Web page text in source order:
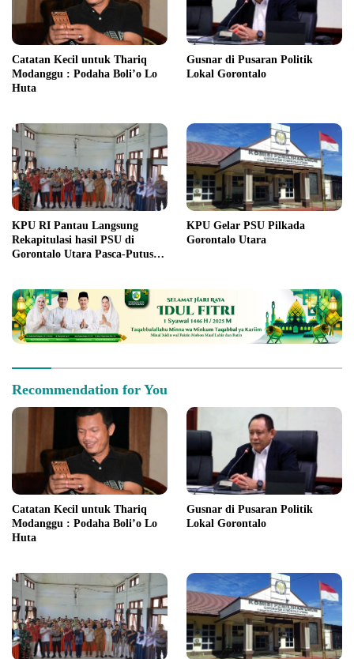
Catatan Kecil untuk Thariq
Modanggu : Podaha Boli’o Lo
Huta
Gusnar di Pusaran Politik
Lokal Gorontalo
KPU RI Pantau Langsung
Rekapitulasi hasil PSU di
Gorontalo Utara Pasca-Putusan
KPU Gelar PSU Pilkada
Gorontalo Utara
Recommendation for You
Catatan Kecil untuk Thariq
Modanggu : Podaha Boli’o Lo
Huta
Gusnar di Pusaran Politik
Lokal Gorontalo